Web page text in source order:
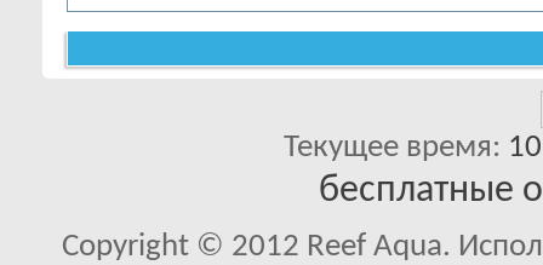
Текущее время:
бесплатные
Copyright © 2012 Reef Aqua.